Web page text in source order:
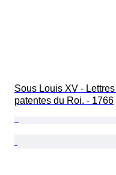
Sous Louis XV - Lettres
patentes du Roi. - 1766